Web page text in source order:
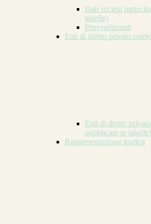
Dati società
tabelle)
Provvedimenti
Enti di diritto privato
Enti di diritto
pubblicare in tabelle)
Rappresentazione grafica